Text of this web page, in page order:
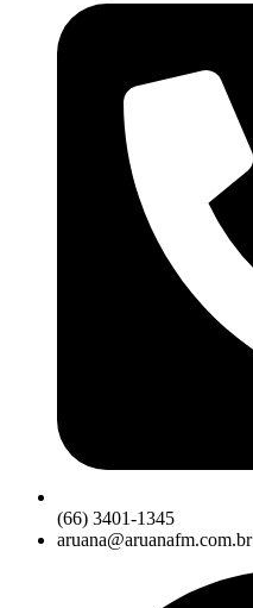
(66) 3401-1345
aruana@aruanafm.com.br